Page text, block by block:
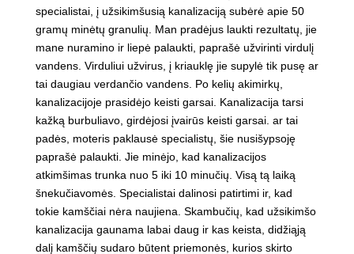
specialistai, į užsikimšusią kanalizaciją subėrė apie 50
gramų minėtų granulių. Man pradėjus laukti rezultatų, jie
mane nuramino ir liepė palaukti, paprašė užvirinti virdulį
vandens. Virduliui užvirus, į kriauklę jie supylė tik pusę ar
tai daugiau verdančio vandens. Po kelių akimirkų,
kanalizacijoje prasidėjo keisti garsai. Kanalizacija tarsi
kažką burbuliavo, girdėjosi įvairūs keisti garsai. ar tai
padės, moteris paklausė specialistų, šie nusišypsoję
paprašė palaukti. Jie minėjo, kad kanalizacijos
atkimšimas trunka nuo 5 iki 10 minučių. Visą tą laiką
šnekučiavomės. Specialistai dalinosi patirtimi ir, kad
tokie kamščiai nėra naujiena. Skambučių, kad užsikimšo
kanalizacija gaunama labai daug ir kas keista, didžiąją
dalį kamščių sudaro būtent priemonės, kurios skirto